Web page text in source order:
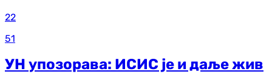
22
51
УН упозорава: ИСИС је и даље жив